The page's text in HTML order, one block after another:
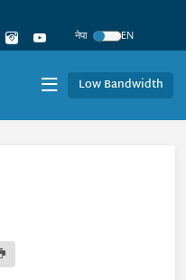
नेपा
EN
Low Bandwidth